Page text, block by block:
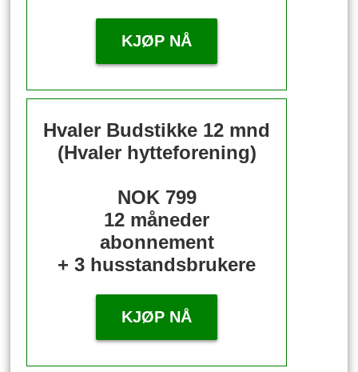
KJØP NÅ
Hvaler Budstikke 12 mnd
(Hvaler hytteforening)
NOK 799
12 måneder
abonnement
+ 3 husstandsbrukere
KJØP NÅ